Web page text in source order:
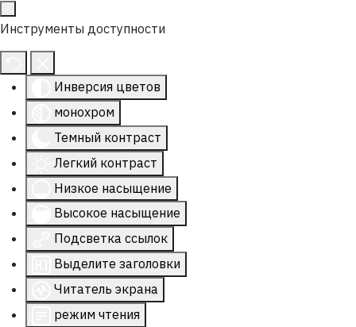
Инструменты доступности
Инверсия цветов
монохром
Темный контраст
Легкий контраст
Низкое насыщение
Высокое насыщение
Подсветка ссылок
Выделите заголовки
Читатель экрана
режим чтения